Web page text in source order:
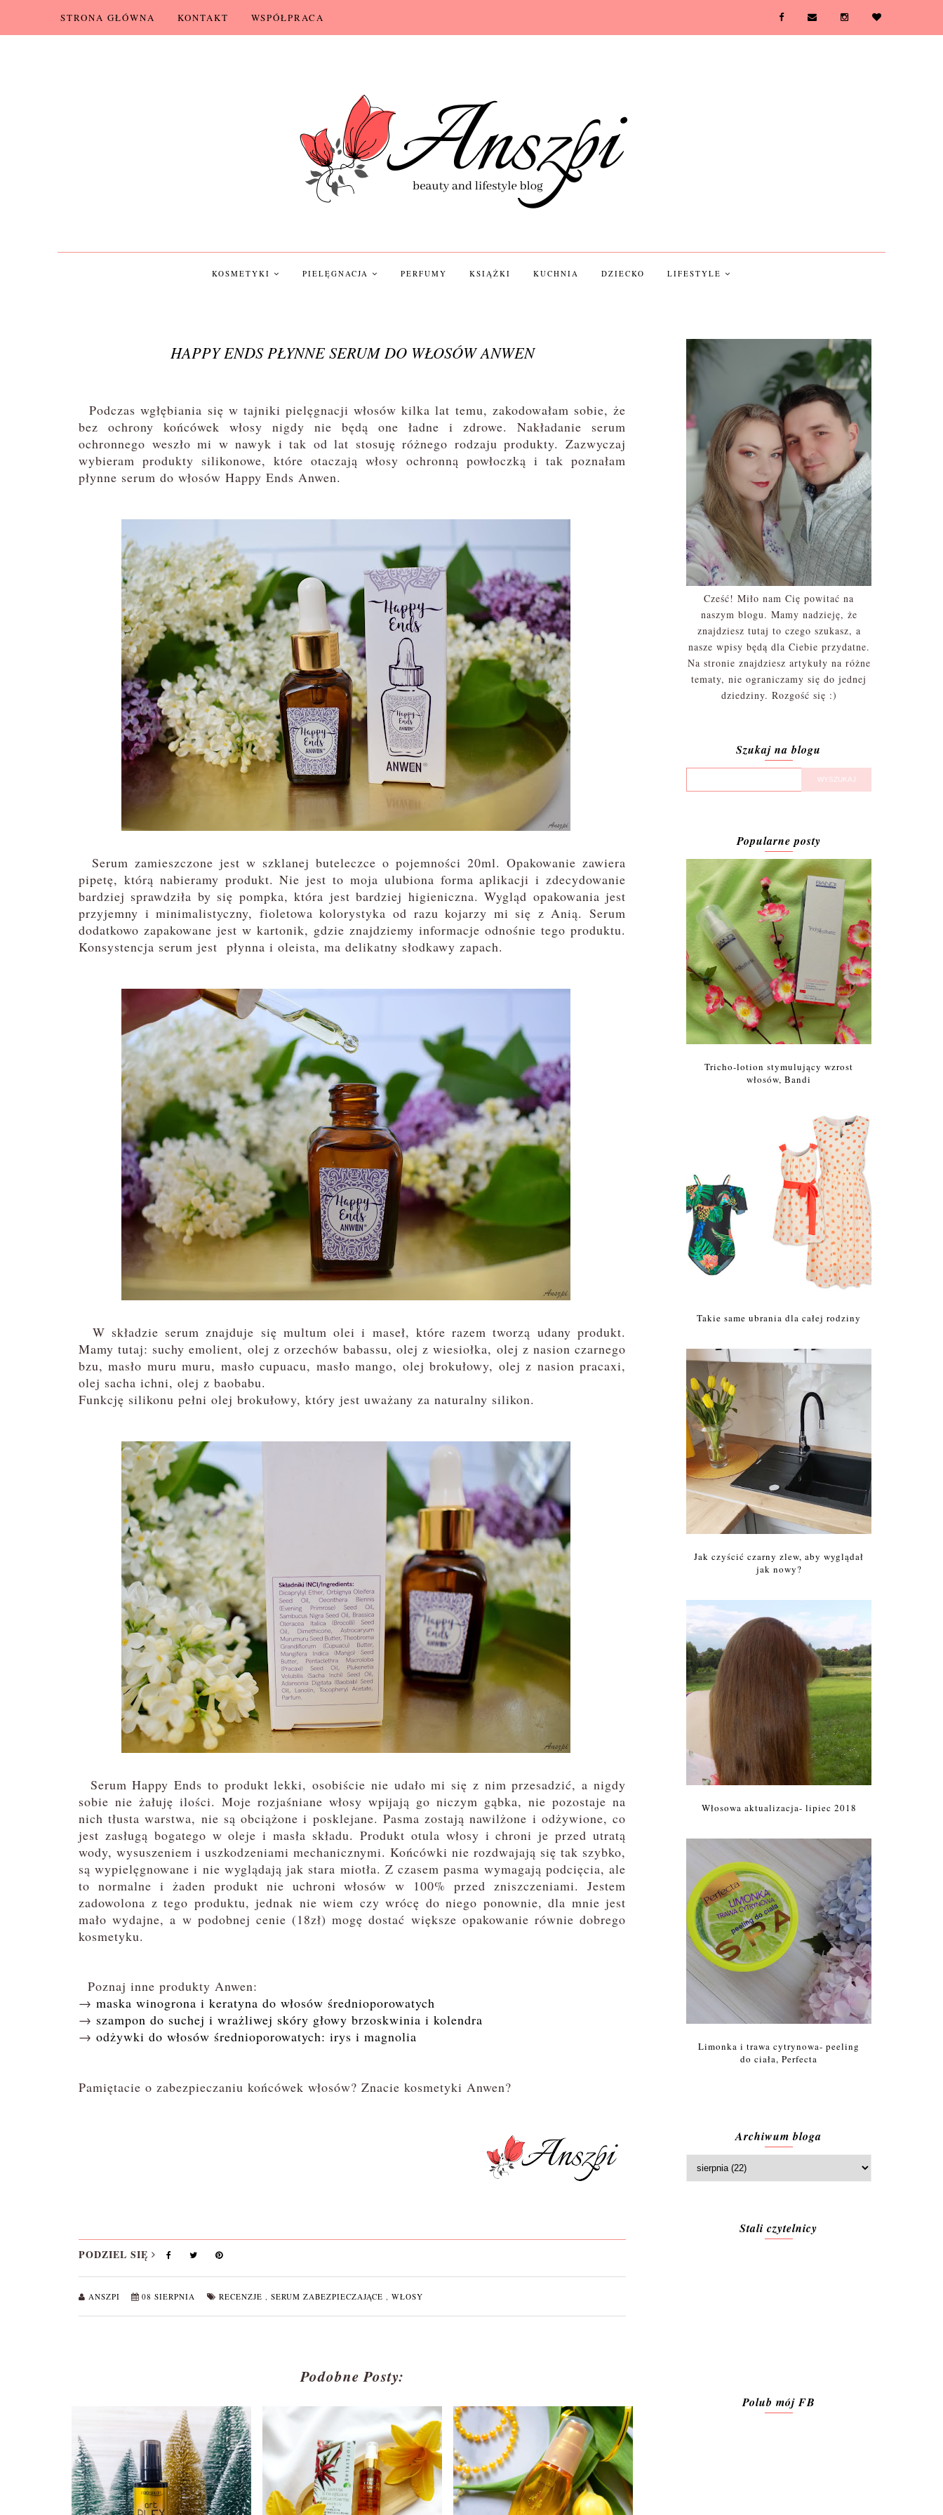
STRONA GŁÓWNA KONTAKT WSPÓŁPRACA
KOSMETYKI PIELĘGNACJA PERFUMY KSIĄŻKI KUCHNIA DZIECKO LIFESTYLE
HAPPY ENDS PŁYNNE SERUM DO WŁOSÓW ANWEN
Podczas wgłębiania się w tajniki pielęgnacji włosów kilka lat temu, zakodowałam sobie, że
bez ochrony końcówek włosy nigdy nie będą one ładne i zdrowe. Nakładanie serum
ochronnego weszło mi w nawyk i tak od lat stosuję różnego rodzaju produkty. Zazwyczaj
wybieram produkty silikonowe, które otaczają włosy ochronną powłoczką i tak poznałam
płynne serum do włosów Happy Ends Anwen.
Serum zamieszczone jest w szklanej buteleczce o pojemności 20ml. Opakowanie zawiera
pipetę, którą nabieramy produkt. Nie jest to moja ulubiona forma aplikacji i zdecydowanie
bardziej sprawdziła by się pompka, która jest bardziej higieniczna. Wygląd opakowania jest
przyjemny i minimalistyczny, fioletowa kolorystyka od razu kojarzy mi się z Anią. Serum
dodatkowo zapakowane jest w kartonik, gdzie znajdziemy informacje odnośnie tego produktu.
Konsystencja serum jest płynna i oleista, ma delikatny słodkawy zapach.
W składzie serum znajduje się multum olei i maseł, które razem tworzą udany produkt.
Mamy tutaj: suchy emolient, olej z orzechów babassu, olej z wiesiołka, olej z nasion czarnego
bzu, masło muru muru, masło cupuacu, masło mango, olej brokułowy, olej z nasion pracaxi,
olej sacha ichni, olej z baobabu.
Funkcję silikonu pełni olej brokułowy, który jest uważany za naturalny silikon.
Serum Happy Ends to produkt lekki, osobiście nie udało mi się z nim przesadzić, a nigdy
sobie nie żałuję ilości. Moje rozjaśniane włosy wpijają go niczym gąbka, nie pozostaje na
nich tłusta warstwa, nie są obciążone i posklejane. Pasma zostają nawilżone i odżywione, co
jest zasługą bogatego w oleje i masła składu. Produkt otula włosy i chroni je przed utratą
wody, wysuszeniem i uszkodzeniami mechanicznymi. Końcówki nie rozdwajają się tak szybko,
są wypielęgnowane i nie wyglądają jak stara miotła. Z czasem pasma wymagają podcięcia, ale
to normalne i żaden produkt nie uchroni włosów w 100% przed zniszczeniami. Jestem
zadowolona z tego produktu, jednak nie wiem czy wrócę do niego ponownie, dla mnie jest
mało wydajne, a w podobnej cenie (18zł) mogę dostać większe opakowanie równie dobrego
kosmetyku.
Poznaj inne produkty Anwen:
→ maska winogrona i keratyna do włosów średnioporowatych
→ szampon do suchej i wrażliwej skóry głowy brzoskwinia i kolendra
→ odżywki do włosów średnioporowatych: irys i magnolia
Pamiętacie o zabezpieczaniu końcówek włosów? Znacie kosmetyki Anwen?
PODZIEL SIĘ
ANSZPI 08 SIERPNIA RECENZJE , SERUM ZABEZPIECZAJĄCE , WŁOSY
Podobne Posty:
Cześć! Miło nam Cię powitać na
naszym blogu. Mamy nadzieję, że
znajdziesz tutaj to czego szukasz, a
nasze wpisy będą dla Ciebie przydatne.
Na stronie znajdziesz artykuły na różne
tematy, nie ograniczamy się do jednej
dziedziny. Rozgość się :)
Szukaj na blogu
Popularne posty
Tricho-lotion stymulujący wzrost
włosów, Bandi
Takie same ubrania dla całej rodziny
Jak czyścić czarny zlew, aby wyglądał
jak nowy?
Włosowa aktualizacja- lipiec 2018
Limonka i trawa cytrynowa- peeling
do ciała, Perfecta
Archiwum bloga
Stali czytelnicy
Polub mój FB